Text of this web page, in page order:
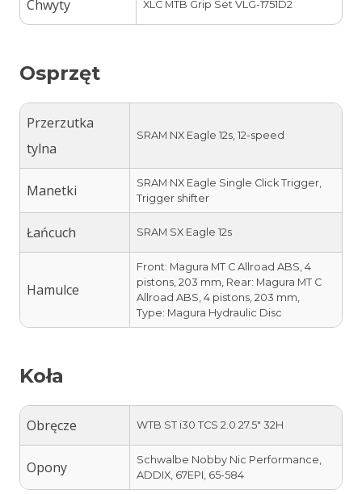
Chwyty XLC MTB Grip Set VLG-1751D2
Osprzęt
Przerzutka
tylna
SRAM NX Eagle 12s, 12-speed
Manetki
SRAM NX Eagle Single Click Trigger,
Trigger shifter
Łańcuch SRAM SX Eagle 12s
Hamulce
Front: Magura MT C Allroad ABS, 4
pistons, 203 mm, Rear: Magura MT C
Allroad ABS, 4 pistons, 203 mm,
Type: Magura Hydraulic Disc
Koła
Obręcze WTB ST i30 TCS 2.0 27.5″ 32H
Opony
Schwalbe Nobby Nic Performance,
ADDIX, 67EPI, 65-584